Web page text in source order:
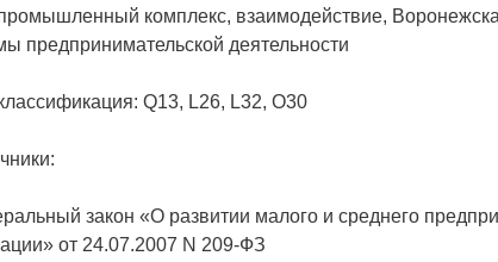
комплекс, взаимодействие,
предпринимательской деятельности
Q13, L26, L32, O30
закон «О развитии малого и среднего
от 24.07.2007 N 209-ФЗ